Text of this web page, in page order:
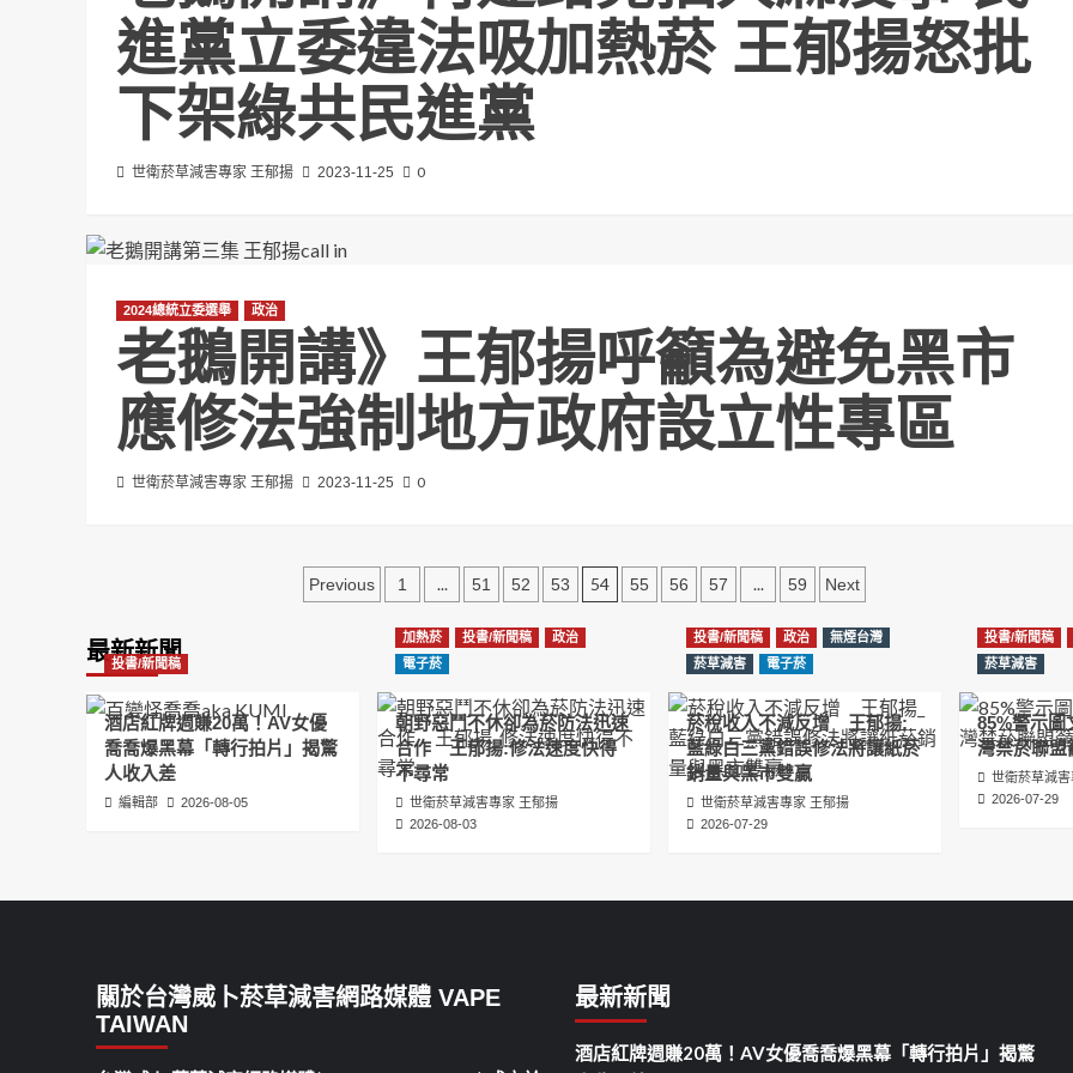
進黨立委違法吸加熱菸 王郁揚怒批
下架綠共民進黨
世衛菸草減害專家 王郁揚 2023-11-25 0
2024總統立委選舉 政治
老鵝開講》王郁揚呼籲為避免黑市
應修法強制地方政府設立性專區
世衛菸草減害專家 王郁揚 2023-11-25 0
文
頁
Previous 1 ... 51 52 53 54 55 56 57 ... 59 Next
最新新聞
投書/新聞稿
酒店紅牌週賺20萬！AV女優
喬喬爆黑幕「轉行拍片」揭驚
人收入差
編輯部 2026-08-05
加熱菸 投書/新聞稿
政治
電子菸
朝野惡鬥不休卻為菸防法迅速
合作 王郁揚:修法速度快得
不尋常
世衛菸草減害專家 王郁揚
2026-08-03
投書/新聞稿 政治
無煙台灣
菸草減害
電子菸
菸稅收入不減反增 王郁揚:
藍綠白三黨錯誤修法將讓紙菸
銷量與黑市雙贏
世衛菸草減害專家 王郁揚
2026-07-29
投書/新聞稿
菸草減害
85%警示
灣禁菸聯盟
世衛菸草減
2026-07-29
關於台灣威卜菸草減害網路媒體 VAPE
TAIWAN
最新新聞
酒店紅牌週賺20萬！AV女優喬喬爆黑幕「轉行拍片」揭驚